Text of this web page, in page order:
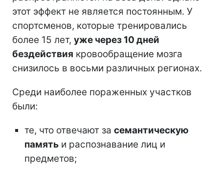
этот эффект не является постоянным. У
спортсменов, которые тренировались
более 15 лет, уже через 10 дней
бездействия кровообращение мозга
снизилось в восьми различных регионах.
Среди наиболее пораженных участков
были:
те, что отвечают за семантическую
память и распознавание лиц и
предметов;